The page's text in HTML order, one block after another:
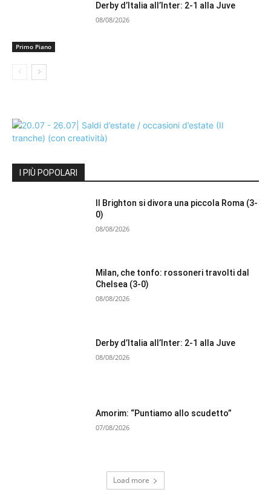
Primo Piano
Derby d’Italia all’Inter: 2-1 alla Juve
08/08/2026
I PIÙ POPOLARI
Il Brighton si divora una piccola Roma (3-
0)
08/08/2026
Milan, che tonfo: rossoneri travolti dal
Chelsea (3-0)
08/08/2026
Derby d’Italia all’Inter: 2-1 alla Juve
08/08/2026
Amorim: “Puntiamo allo scudetto”
07/08/2026
Load more